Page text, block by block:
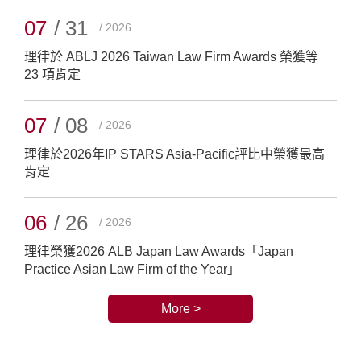
07 / 31 / 2026
理律於 ABLJ 2026 Taiwan Law Firm Awards 榮獲等
23 項肯定
07 / 08 / 2026
理律於2026年IP STARS Asia-Pacific評比中榮獲最高
肯定
06 / 26 / 2026
理律榮獲2026 ALB Japan Law Awards「Japan
Practice Asian Law Firm of the Year」
More >